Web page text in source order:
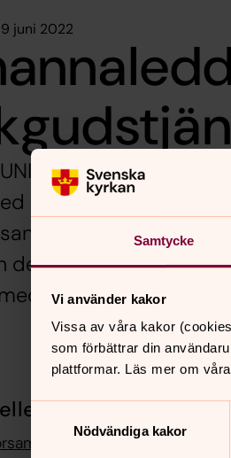
Samtycke
Vi använder kakor
Vissa av våra kakor
som förbättrar din
plattformar. Läs mer om
Samtyckesval
Nödvändiga kakor
juni 2022
11.00 i Nora kyrka.
mycket musik och
som tidigare
det firas mässa i
där.
frågor på sidans